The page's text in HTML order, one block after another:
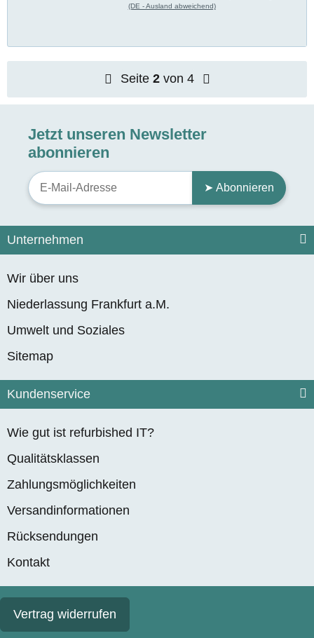
(DE - Ausland abweichend)
Seite 2von 4
Jetzt unseren Newsletter
abonnieren
➤ Abonnieren
Unternehmen
Wir über uns
Niederlassung Frankfurt a.M.
Umwelt und Soziales
Sitemap
Kundenservice
Wie gut ist refurbished IT?
Qualitätsklassen
Zahlungsmöglichkeiten
Versandinformationen
Rücksendungen
Kontakt
Vertrag widerrufen